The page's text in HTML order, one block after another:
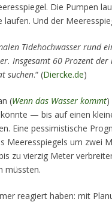
Die Pumpen
Und der
Tidehochwasser rund
Insgesamt 60 Prozent
suchen.“ (Diercke.de)
(Wenn das Wasser kommt)
— bis auf einen
Eine pessimistische
Meeresspiegels um zwei
zu vierzig Meter
müssten.
reagiert haben: mit